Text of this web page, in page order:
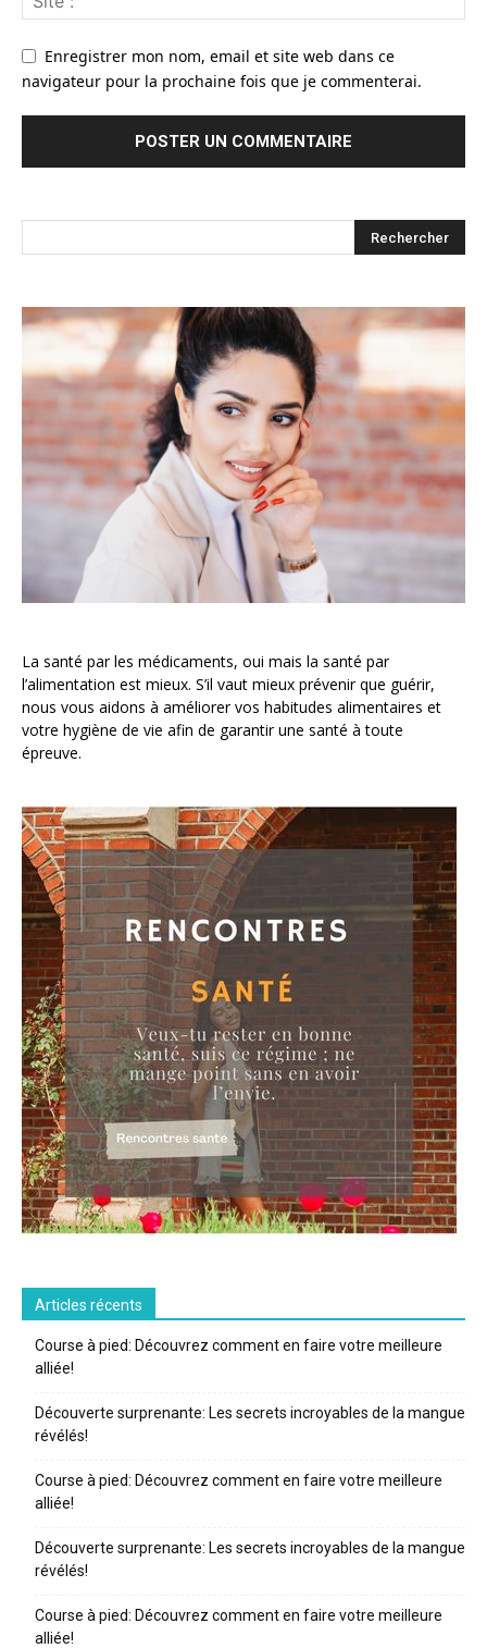
Enregistrer mon nom, email et site web dans ce
navigateur pour la prochaine fois que je commenterai.
La santé par les médicaments, oui mais la santé par
l’alimentation est mieux. S’il vaut mieux prévenir que guérir,
nous vous aidons à améliorer vos habitudes alimentaires et
votre hygiène de vie afin de garantir une santé à toute
épreuve.
Articles récents
Course à pied: Découvrez comment en faire votre meilleure
alliée!
Découverte surprenante: Les secrets incroyables de la mangue
révélés!
Course à pied: Découvrez comment en faire votre meilleure
alliée!
Découverte surprenante: Les secrets incroyables de la mangue
révélés!
Course à pied: Découvrez comment en faire votre meilleure
alliée!